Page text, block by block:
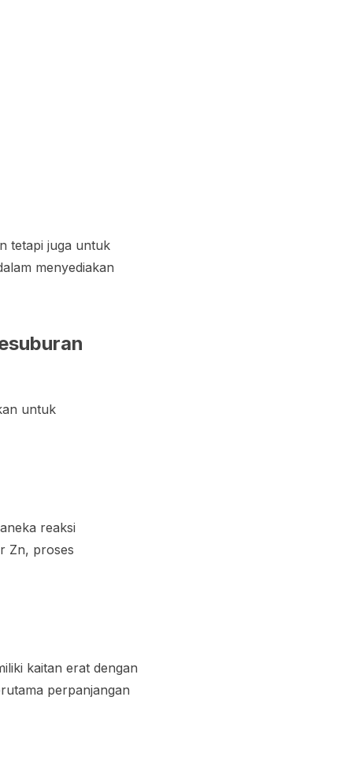
tetapi juga untuk
menyediakan
untuk
reaksi
Zn, proses
kaitan erat dengan
perpanjangan